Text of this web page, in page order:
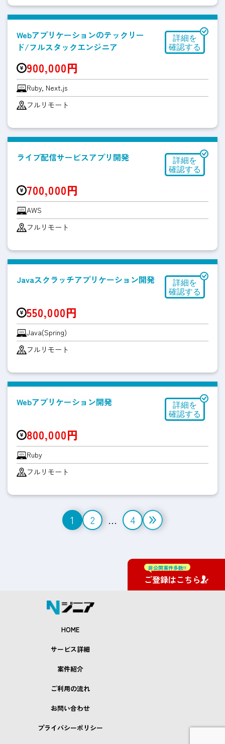
Webアプリケーションのテックリー
ド/フルスタックエンジニア
900,000円
Ruby, Next.js
フルリモート
ライブ配信サービスアプリ開発
700,000円
AWS
フルリモート
Javaスクラッチアプリケーション開発
550,000円
Java(Spring)
フルリモート
Webアプリケーション開発
800,000円
Ruby
フルリモート
1 2 … 4
HOME
サービス詳細
案件紹介
ご利用の流れ
お問い合わせ
プライバシーポリシー
非公開案件多数!!
ご登録はこちら